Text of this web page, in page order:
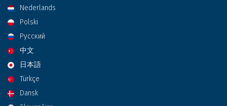
Nederlands
Polski
Русский
中文
日本語
Türkçe
Dansk